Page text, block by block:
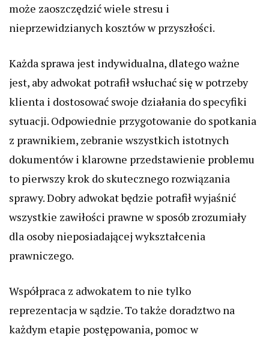
może zaoszczędzić wiele stresu i
nieprzewidzianych kosztów w przyszłości.
Każda sprawa jest indywidualna, dlatego ważne
jest, aby adwokat potrafił wsłuchać się w potrzeby
klienta i dostosować swoje działania do specyfiki
sytuacji. Odpowiednie przygotowanie do spotkania
z prawnikiem, zebranie wszystkich istotnych
dokumentów i klarowne przedstawienie problemu
to pierwszy krok do skutecznego rozwiązania
sprawy. Dobry adwokat będzie potrafił wyjaśnić
wszystkie zawiłości prawne w sposób zrozumiały
dla osoby nieposiadającej wykształcenia
prawniczego.
Współpraca z adwokatem to nie tylko
reprezentacja w sądzie. To także doradztwo na
każdym etapie postępowania, pomoc w